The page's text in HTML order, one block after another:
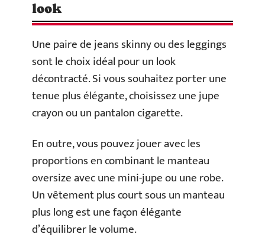
look
Une paire de jeans skinny ou des leggings
sont le choix idéal pour un look
décontracté. Si vous souhaitez porter une
tenue plus élégante, choisissez une jupe
crayon ou un pantalon cigarette.
En outre, vous pouvez jouer avec les
proportions en combinant le manteau
oversize avec une mini-jupe ou une robe.
Un vêtement plus court sous un manteau
plus long est une façon élégante
d’équilibrer le volume.